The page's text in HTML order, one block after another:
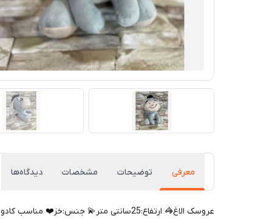
معرفی توضیحات مشخصات دیدگاه‌ها
عروسک الاغ🦓 ارتفاع:25سانتی متر💫 جنس:خز❤️ مناسب کادو و هدیه میباشد🎁 قابل شست و شو میباشد❌1